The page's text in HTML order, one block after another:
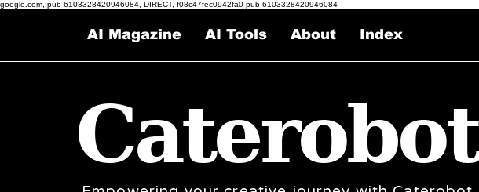
google.com, pub-6103328420946084, DIRECT, f08c47fec0942fa0 pub-6103328420946084
AI Magazine AI Tools About Index
Caterobot